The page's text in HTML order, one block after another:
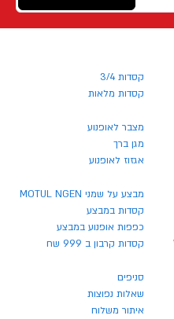
קסדות 3/4
קסדות מלאות
מצבר לאופנוע
מגן ברך
אגזוז לאופנוע
מבצע על שמני MOTUL NGEN
קסדות במבצע
כפפות אופנוע במבצע
קסדות קרבון ב 999 שח
סניפים
שאלות נפוצות
איתור משלוח